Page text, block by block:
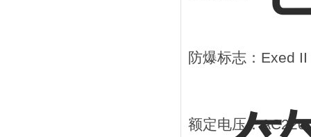
防爆标志：Exed
额定电压：